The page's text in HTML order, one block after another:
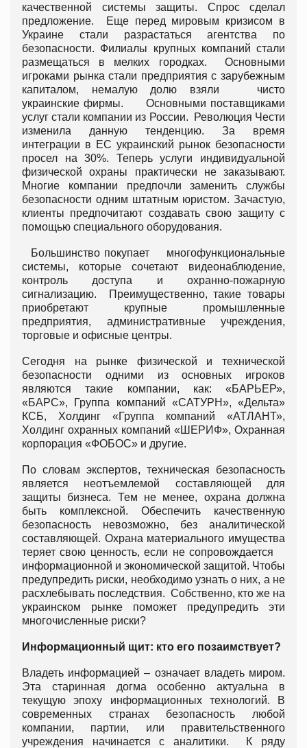
качественной системы защиты. Спрос сделал
предложение. Еще перед мировым кризисом в
Украине стали разрастаться агентства по
безопасности. Филиалы крупных компаний стали
размещаться в мелких городках. Основными
игроками рынка стали предприятия с зарубежным
капиталом, немалую долю взяли чисто
украинские фирмы. Основными поставщиками
услуг стали компании из России. Революция Чести
изменила данную тенденцию. За время
интеграции в ЕС украинский рынок безопасности
просел на 30%. Теперь услуги индивидуальной
физической охраны практически не заказывают.
Многие компании предпочли заменить службы
безопасности одним штатным юристом. Зачастую,
клиенты предпочитают создавать свою защиту с
помощью специального оборудования.
Большинство покупает многофункциональные
системы, которые сочетают видеонаблюдение,
контроль доступа и охранно-пожарную
сигнализацию. Преимущественно, такие товары
приобретают крупные промышленные
предприятия, административные учреждения,
торговые и офисные центры.
Сегодня на рынке физической и технической
безопасности одними из основных игроков
являются такие компании, как: «БАРЬЕР»,
«БАРС», Группа компаний «САТУРН», «Дельта»
КСБ, Холдинг «Группа компаний «АТЛАНТ»,
Холдинг охранных компаний «ШЕРИФ», Охранная
корпорация «ФОБОС» и другие.
По словам экспертов, техническая безопасность
является неотъемлемой составляющей для
защиты бизнеса. Тем не менее, охрана должна
быть комплексной. Обеспечить качественную
безопасность невозможно, без аналитической
составляющей. Охрана материального имущества
теряет свою ценность, если не сопровождается
информационной и экономической защитой. Чтобы
предупредить риски, необходимо узнать о них, а не
расхлебывать последствия. Собственно, кто же на
украинском рынке поможет предупредить эти
многочисленные риски?
Информационный щит: кто его позаимствует?
Владеть информацией – означает владеть миром.
Эта старинная догма особенно актуальна в
текущую эпоху информационных технологий. В
современных странах безопасность любой
компании, партии, или правительственного
учреждения начинается с аналитики. К ряду